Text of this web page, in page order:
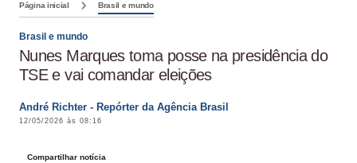
Página inicial Brasil e mundo
Brasil e mundo
Nunes Marques toma posse na presidência do
TSE e vai comandar eleições
André Richter - Repórter da Agência Brasil
12/05/2026 às 08:16
Compartilhar notícia